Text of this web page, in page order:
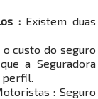
:Existem duas
custo do seguro
a Seguradora
perfil.
: Seguro